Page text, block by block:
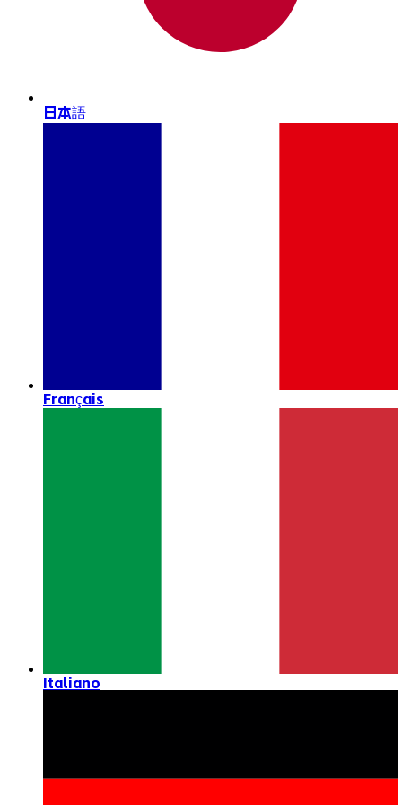
日本語
Français
Italiano